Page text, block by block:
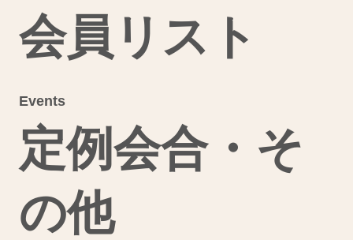
会員リスト
Events
定例会合・そ
の他